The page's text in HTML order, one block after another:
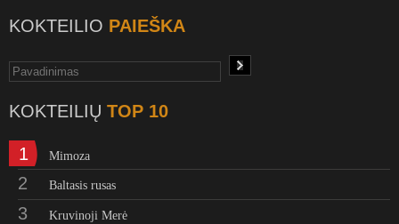
KOKTEILIO PAIEŠKA
KOKTEILIŲ TOP 10
1 Mimoza
2 Baltasis rusas
3 Kruvinoji Merė